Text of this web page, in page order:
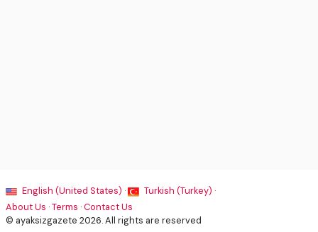
English (United States) ·
Turkish (Turkey) ·
About Us ·Terms ·Contact Us
© ayaksizgazete 2026. All rights are reserved